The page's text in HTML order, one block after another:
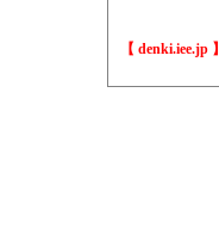
【 denki.iee.jp 】